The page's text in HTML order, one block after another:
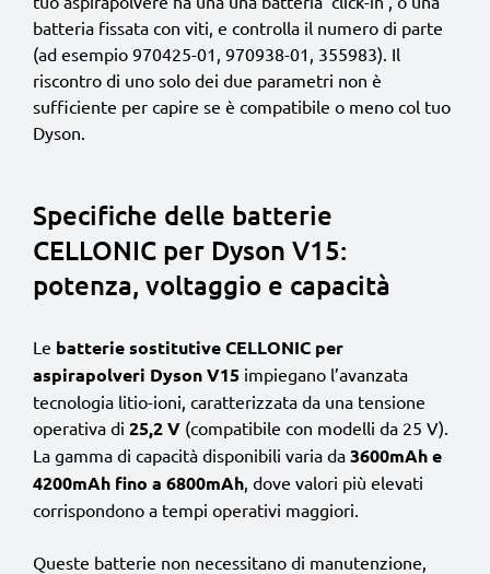
batteria fissata con viti, e controlla il numero di parte
(ad esempio 970425-01, 970938-01, 355983). Il
riscontro di uno solo dei due parametri non è
sufficiente per capire se è compatibile o meno col tuo
Dyson.
Specifiche delle batterie
CELLONIC per Dyson V15:
potenza, voltaggio e capacità
Le batterie sostitutive CELLONIC per
aspirapolveri Dyson V15 impiegano l’avanzata
tecnologia litio-ioni, caratterizzata da una tensione
operativa di 25,2 V (compatibile con modelli da 25 V).
La gamma di capacità disponibili varia da 3600mAh e
4200mAh fino a 6800mAh, dove valori più elevati
corrispondono a tempi operativi maggiori.
Queste batterie non necessitano di manutenzione,